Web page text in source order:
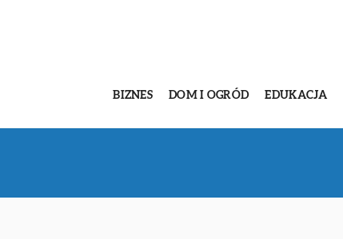
BIZNES DOM I OGRÓD EDUKACJA